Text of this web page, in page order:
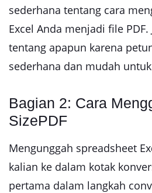
sederhana tentang cara
Excel Anda menjadi file
tentang apapun karena
sederhana dan mudah
Bagian 2: Cara
SizePDF
Mengunggah spreadsheet
kalian ke dalam kotak
pertama dalam langkah